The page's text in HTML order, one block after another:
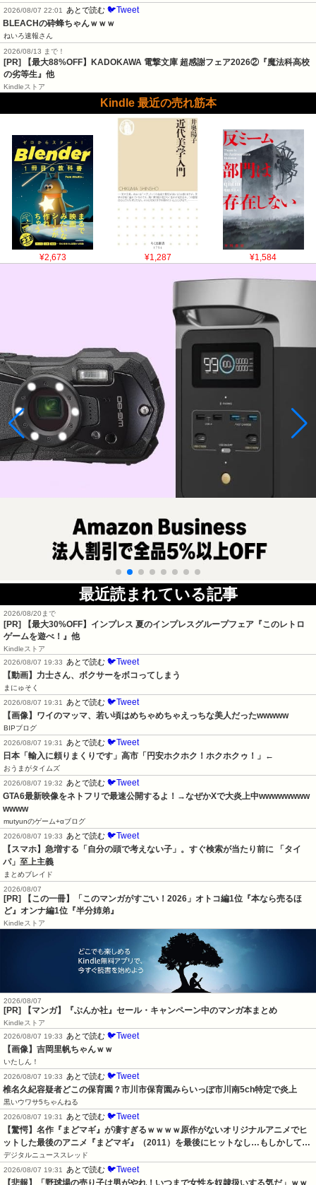
2026/08/07 22:01
あとで読む 🐦Tweet
BLEACHの砕蜂ちゃんｗｗｗ
ねいろ速報さん
2026/08/13 まで！
[PR] 【最大88%OFF】KADOKAWA 電撃文庫 超感謝フェア2026②『魔法科高校
の劣等生』他
Kindleストア
Kindle 最近の売れ筋本
¥2,673 ¥1,287 ¥1,584
最近読まれている記事
2026/08/20まで
[PR]
【最大30%OFF】インプレス 夏のインプレスグループフェア『このレトロ
ゲームを遊べ！』他
Kindleストア
2026/08/07 19:33
あとで読む 🐦Tweet
【動画】力士さん、ボクサーをボコってしまう
まにゅそく
2026/08/07 19:31
あとで読む 🐦Tweet
【画像】ワイのマッマ、若い頃はめちゃめちゃえっちな美人だったwwwww
BIPブログ
2026/08/07 19:31
あとで読む 🐦Tweet
日本「輸入に頼りまくりです」高市「円安ホクホク！ホクホクゥ！」←
おうまがタイムズ
2026/08/07 19:32
あとで読む 🐦Tweet
GTA6最新映像をネトフリで最速公開するよ！→なぜかXで大炎上中wwwwwwww
wwww
mutyunのゲーム+αブログ
2026/08/07 19:33
あとで読む 🐦Tweet
【スマホ】急増する「自分の頭で考えない子」。すぐ検索が当たり前に 「タイ
パ」至上主義
まとめブレイド
2026/08/07
[PR] 【この一冊】「このマンガがすごい！2026」オトコ編1位『本なら売るほ
ど』オンナ編1位『半分姉弟』
Kindleストア
2026/08/07
[PR] 【マンガ】『ぶんか社』セール・キャンペーン中のマンガ本まとめ
Kindleストア
2026/08/07 19:33
あとで読む 🐦Tweet
【画像】吉岡里帆ちゃんｗｗ
いたしん！
2026/08/07 19:33
あとで読む 🐦Tweet
椎名久紀容疑者どこの保育園？市川市保育園みらいっぽ市川南5ch特定で炎上
黒いウワサ5ちゃんねる
2026/08/07 19:31
あとで読む 🐦Tweet
【驚愕】名作『まどマギ』が凄すぎるｗｗｗｗ原作がないオリジナルアニメでヒ
ットした最後のアニメ『まどマギ』（2011）を最後にヒットなし…もしかして…
デジタルニューススレッド
2026/08/07 19:31
あとで読む 🐦Tweet
【悲報】「野球場の売り子は男がやれ！いつまで女性を奴隷扱いする気だ」ｗｗ